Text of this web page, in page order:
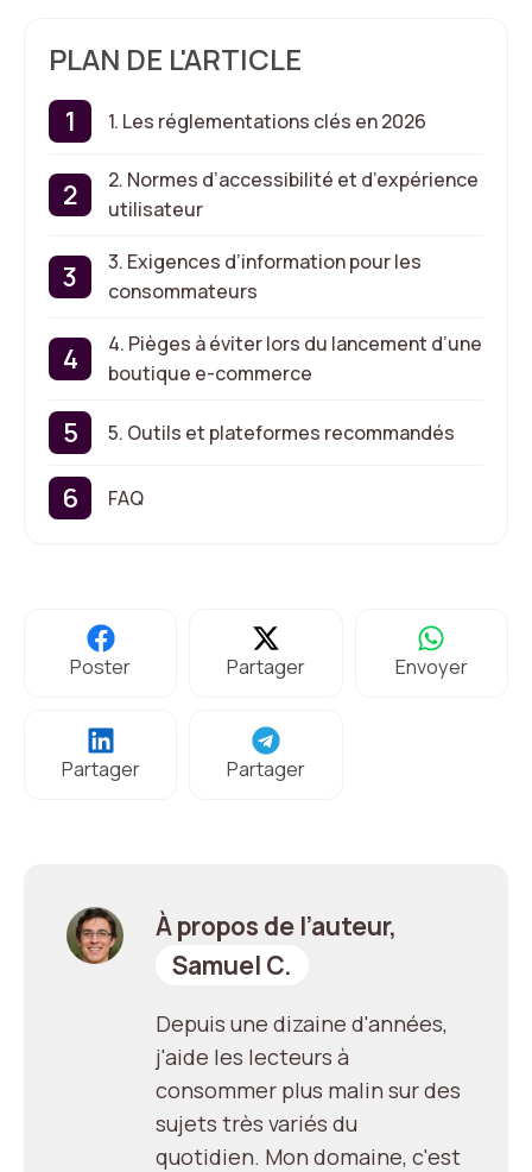
PLAN DE L'ARTICLE
1. Les réglementations clés en 2026
2. Normes d’accessibilité et d’expérience
utilisateur
3. Exigences d’information pour les
consommateurs
4. Pièges à éviter lors du lancement d’une
boutique e-commerce
5. Outils et plateformes recommandés
FAQ
Poster Partager Envoyer
Partager Partager
À propos de l’auteur,
Samuel C.
Depuis une dizaine d'années,
j'aide les lecteurs à
consommer plus malin sur des
sujets très variés du
quotidien. Mon domaine, c'est